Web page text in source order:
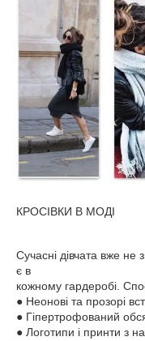
КРОСІВКИ В МОДІ
Сучасні дівчата вже не
є в
кожному гардеробі.
● Неонові та прозорі
● Гіпертрофований
● Логотипи і принти з